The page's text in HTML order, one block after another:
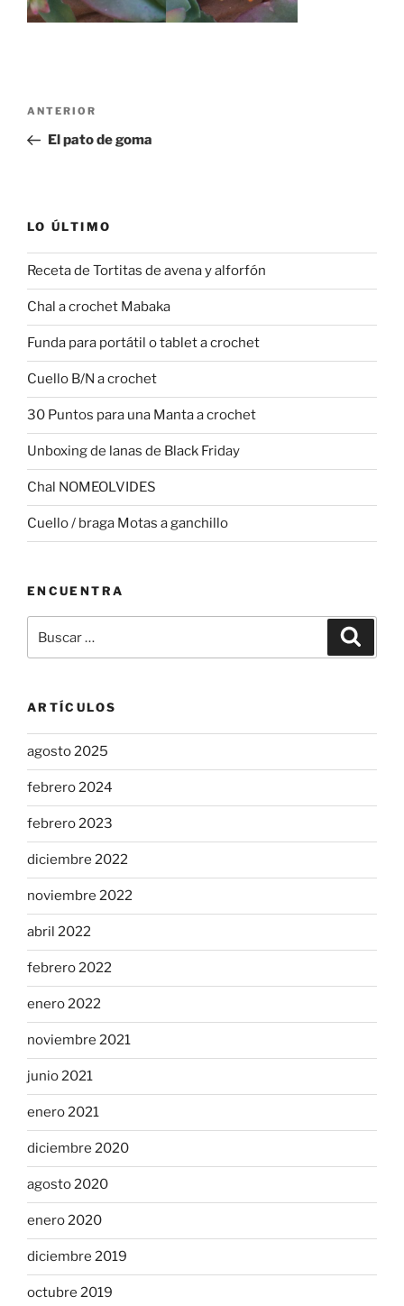
Navegación
entradas
Entrada
anterior:
ANTERIOR
El pato de goma
LO ÚLTIMO
Receta de Tortitas de avena y alforfón
Chal a crochet Mabaka
Funda para portátil o tablet a crochet
Cuello B/N a crochet
30 Puntos para una Manta a crochet
Unboxing de lanas de Black Friday
Chal NOMEOLVIDES
Cuello / braga Motas a ganchillo
ENCUENTRA
por:
ARTÍCULOS
agosto 2025
febrero 2024
febrero 2023
diciembre 2022
noviembre 2022
abril 2022
febrero 2022
enero 2022
noviembre 2021
junio 2021
enero 2021
diciembre 2020
agosto 2020
enero 2020
diciembre 2019
octubre 2019